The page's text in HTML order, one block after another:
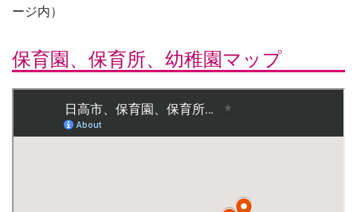
ージ内）
保育園、保育所、幼稚園マップ